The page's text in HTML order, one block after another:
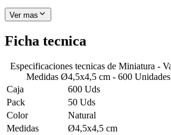
Ver mas
Ficha tecnica
Especificaciones tecnicas de Miniatura -
Medidas Ø4,5x4,5 cm - 600
Caja
600 Uds
Pack
50 Uds
Color
Natural
Medidas
Ø4,5x4,5 cm